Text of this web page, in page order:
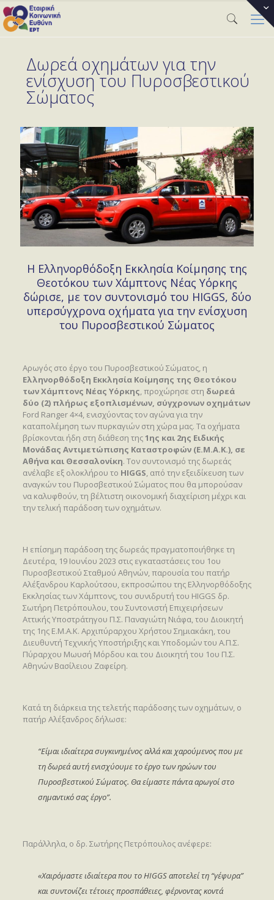
Δωρεά οχημάτων για την
ενίσχυση του Πυροσβεστικού
Σώματος
Η Ελληνορθόδοξη Εκκλησία Κοίμησης της
Θεοτόκου των Χάμπτονς Νέας Υόρκης
δώρισε, με τον συντονισμό του HIGGS, δύο
υπερσύγχρονα οχήματα για την ενίσχυση
του Πυροσβεστικού Σώματος
Αρωγός στο έργο του Πυροσβεστικού Σώματος, η
Ελληνορθόδοξη Εκκλησία Κοίμησης της Θεοτόκου
των Χάμπτονς Νέας Υόρκης, προχώρησε στη δωρεά
δύο (2) πλήρως εξοπλισμένων, σύγχρονων οχημάτων
Ford Ranger 4×4, ενισχύοντας τον αγώνα για την
καταπολέμηση των πυρκαγιών στη χώρα μας. Τα οχήματα
βρίσκονται ήδη στη διάθεση της1ης και 2ης Ειδικής
Μονάδας Αντιμετώπισης Καταστροφών (Ε.Μ.Α.Κ.), σε
Αθήνα και Θεσσαλονίκη. Τον συντονισμό της δωρεάς
ανέλαβε εξ ολοκλήρου το HIGGS, από την εξειδίκευση των
αναγκών του Πυροσβεστικού Σώματος που θα μπορούσαν
να καλυφθούν, τη βέλτιστη οικονομική διαχείριση μέχρι και
την τελική παράδοση των οχημάτων.
Η επίσημη παράδοση της δωρεάς πραγματοποιήθηκε τη
Δευτέρα, 19 Ιουνίου 2023 στις εγκαταστάσεις του 1ου
Πυροσβεστικού Σταθμού Αθηνών, παρουσία του πατήρ
Αλέξανδρου Καρλούτσου, εκπροσώπου της Ελληνορθόδοξης
Εκκλησίας των Χάμπτονς, του συνιδρυτή του HIGGS δρ.
Σωτήρη Πετρόπουλου, του Συντονιστή Επιχειρήσεων
Αττικής Υποστράτηγου Π.Σ. Παναγιώτη Νιάφα, του Διοικητή
της 1ης Ε.Μ.Α.Κ. Αρχιπύραρχου Χρήστου Σημιακάκη, του
Διευθυντή Τεχνικής Υποστήριξης και Υποδομών του Α.Π.Σ.
Πύραρχου Μωυσή Μόρδου και του Διοικητή του 1ου Π.Σ.
Αθηνών Βασίλειου Ζαφείρη.
Κατά τη διάρκεια της τελετής παράδοσης των οχημάτων, ο
πατήρ Αλέξανδρος δήλωσε:
“Είμαι ιδιαίτερα συγκινημένος αλλά και χαρούμενος που με
τη δωρεά αυτή ενισχύουμε το έργο των ηρώων του
Πυροσβεστικού Σώματος. Θα είμαστε πάντα αρωγοί στο
σημαντικό σας έργο”.
Παράλληλα, ο δρ. Σωτήρης Πετρόπουλος ανέφερε:
«Χαιρόμαστε ιδιαίτερα που το HIGGS αποτελεί τη “γέφυρα”
και συντονίζει τέτοιες προσπάθειες, φέρνοντας κοντά